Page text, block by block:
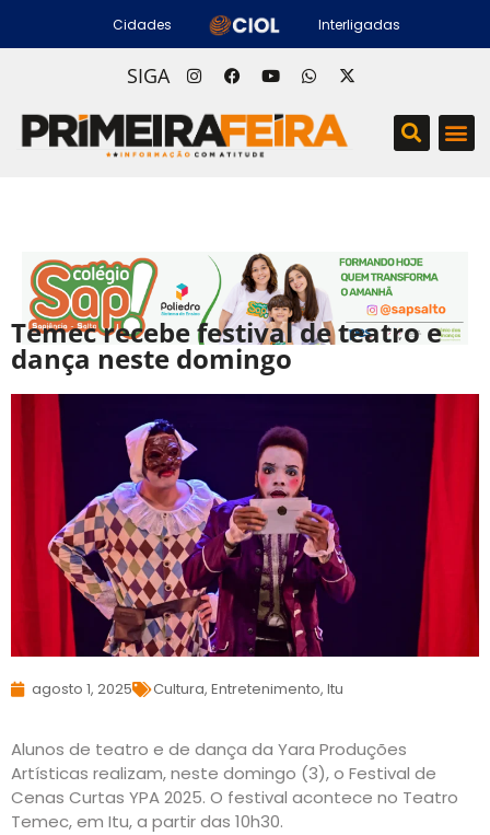
Cidades Interligadas
SIGA
Temec recebe festival de teatro e
dança neste domingo
agosto 1, 2025 Cultura, Entretenimento, Itu
Alunos de teatro e de dança da Yara Produções
Artísticas realizam, neste domingo (3), o Festival de
Cenas Curtas YPA 2025. O festival acontece no Teatro
Temec, em Itu, a partir das 10h30.